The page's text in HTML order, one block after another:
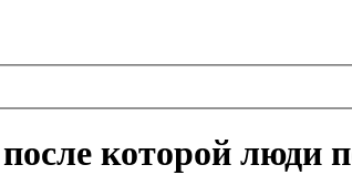
которой люди